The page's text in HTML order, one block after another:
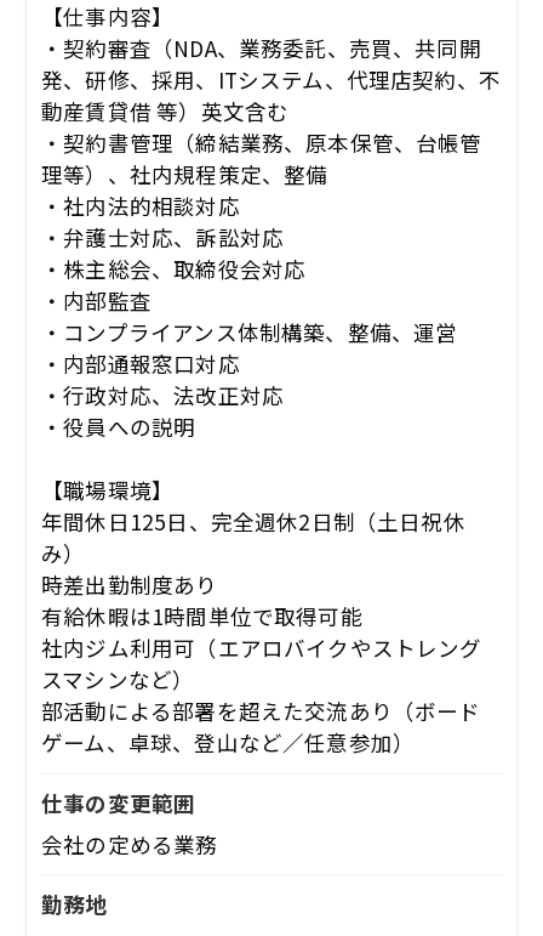
【仕事内容】
・契約審査（NDA、業務委託、売買、共同開
発、研修、採用、ITシステム、代理店契約、不
動産賃貸借 等）英文含む
・契約書管理（締結業務、原本保管、台帳管
理等）、社内規程策定、整備
・社内法的相談対応
・弁護士対応、訴訟対応
・株主総会、取締役会対応
・内部監査
・コンプライアンス体制構築、整備、運営
・内部通報窓口対応
・行政対応、法改正対応
・役員への説明
【職場環境】
年間休日125日、完全週休2日制（土日祝休
み）
時差出勤制度あり
有給休暇は1時間単位で取得可能
社内ジム利用可（エアロバイクやストレング
スマシンなど）
部活動による部署を超えた交流あり（ボード
ゲーム、卓球、登山など／任意参加）
仕事の変更範囲
会社の定める業務
勤務地